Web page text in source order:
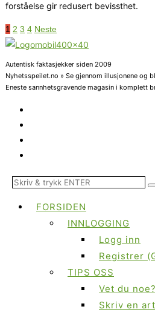
forståelse gir redusert bevissthet.
1 2 3 4 Neste
Autentisk faktasjekker siden 2009
Nyhetsspeilet.no » Se gjennom illusjonene og
Eneste sannhetsgravende magasin i komplett
FORSIDEN
INNLOGGING
Logg inn
Registrer
TIPS OSS
Vet du noe?
Skriv en